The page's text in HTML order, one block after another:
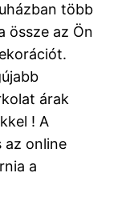
több
össze az Ön
árak
! A
az online
a